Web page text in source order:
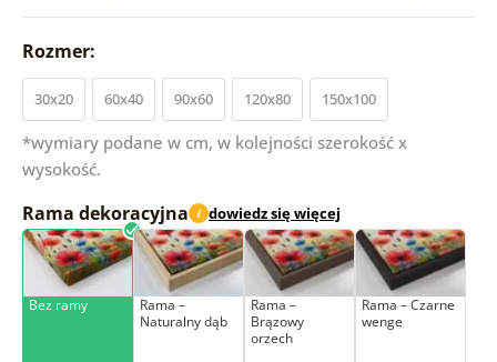
Rozmer:
30x20 60x40 90x60 120x80 150x100
*wymiary podane w cm, w kolejności szerokość x
wysokość.
Rama dekoracyjna i dowiedz się więcej
Bez ramy
Rama –
Naturalny dąb
Rama –
Brązowy
orzech
Rama – Czarne
wenge